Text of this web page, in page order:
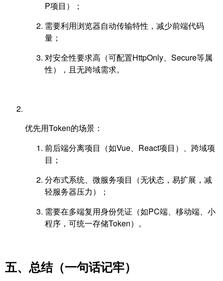
P项目）；
需要利用浏览器自动传输特性，减少前端代码
量；
对安全性要求高（可配置HttpOnly、Secure等属
性），且无跨域需求。
优先用Token的场景：
前后端分离项目（如Vue、React项目）、跨域项
目；
分布式系统、微服务项目（无状态，易扩展，减
轻服务器压力）；
需要在多端复用身份凭证（如PC端、移动端、小
程序，可统一存储Token）。
五、总结（一句话记牢）